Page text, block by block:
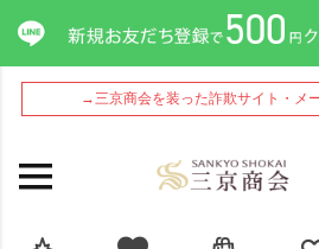
→三京商会を装った詐欺サイト・メ